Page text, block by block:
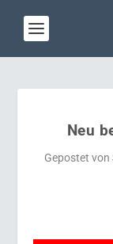
Neu
Gepostet von